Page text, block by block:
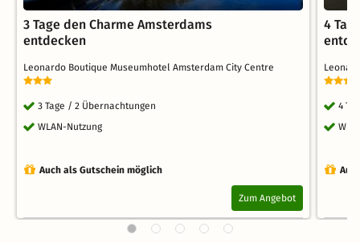
3 Tage den Charme Amsterdams
entdecken
Leonardo Boutique Museumhotel Amsterdam City Centre
3 Tage / 2 Übernachtungen
WLAN-Nutzung
Auch als Gutschein möglich
Zum Angebot
4
4